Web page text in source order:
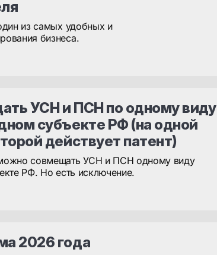
из самых удобных и
бизнеса.
УСН и ПСН по одному виду
субъекте РФ (на одной
действует патент)
совмещать УСН и ПСН одному виду
РФ. Но есть исключение.
2026 года